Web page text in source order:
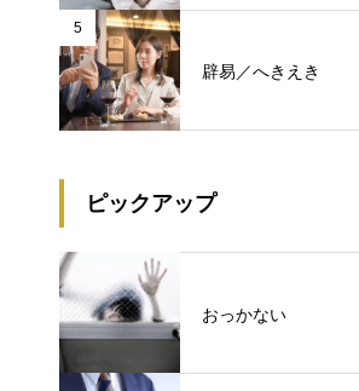
5
辟易／へきえき
ピックアップ
おっかない